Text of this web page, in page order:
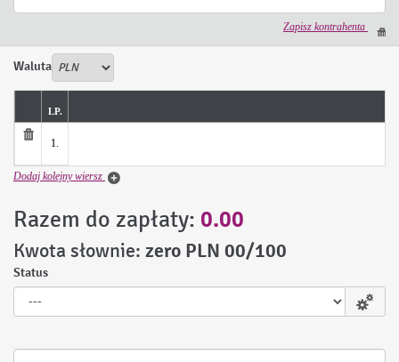
Zapisz kontrahenta
Waluta
LP.
1.
Dodaj kolejny wiersz
Razem do zapłaty: 0.00
Kwota słownie: zero PLN 00/100
Status